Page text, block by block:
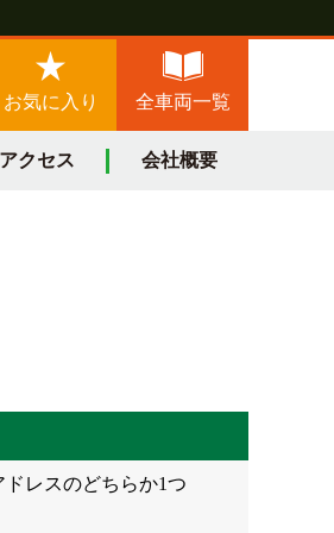
お気に入り 全車両一覧
アクセス 会社概要
レスのどちらか1つ